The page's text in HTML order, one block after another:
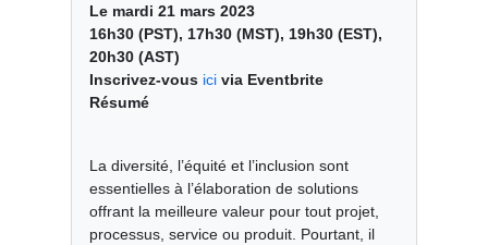
Le mardi 21 mars 2023
16h30 (PST), 17h30 (MST), 19h30 (EST),
20h30 (AST)
Inscrivez-vous ici via Eventbrite
Résumé
La diversité, l’équité et l’inclusion sont
essentielles à l’élaboration de solutions
offrant la meilleure valeur pour tout projet,
processus, service ou produit. Pourtant, il